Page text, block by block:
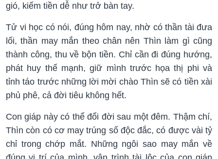
gió, kiếm tiền dễ như trở bàn tay.
Tử vi học có nói, đúng hôm nay, nhờ có thần tài đưa
lối, thần may mắn theo chân nên Thìn làm gì cũng
thành công, thu về bộn tiền. Chỉ cần đi đúng hướng,
phát huy thế mạnh, giữ mình trước họa thị phi và
tỉnh táo trước những lời mời chào Thìn sẽ có tiền xài
phủ phê, cả đời tiêu không hết.
Con giáp này có thể đổi đời sau một đêm. Thậm chí,
Thìn còn có cơ may trúng số độc đắc, có được vài tỷ
chỉ trong chớp mắt. Những ngôi sao may mắn về